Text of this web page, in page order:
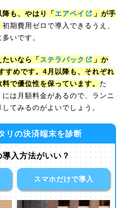
も、やはり「エアペイ
」が手
初期費用ゼロで導入できるうえ、
いです。
いなら「 ステラパック
」か
すめです。4月以降も、それぞれ
で優位性を保っています。 た
は月額料金があるので、ランニ
てみるのがよいでしょう。
リの決済端末を診断
入方法がいい？
スマホだけで導入